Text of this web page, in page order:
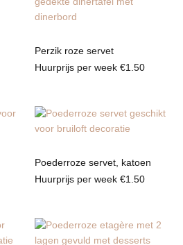
Perzik roze servet
Huurprijs per week €1.50
Poederroze servet, katoen
Huurprijs per week €1.50